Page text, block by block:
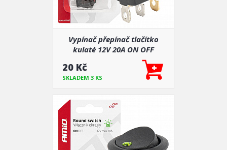
Vypínač přepínač tlačítko
kulaté 12V 20A ON OFF
podsvícení červené
20 Kč
SKLADEM 3 KS